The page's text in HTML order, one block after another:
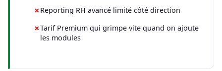
Reporting RH avancé limité côté direction
Tarif Premium qui grimpe vite quand on ajoute
les modules